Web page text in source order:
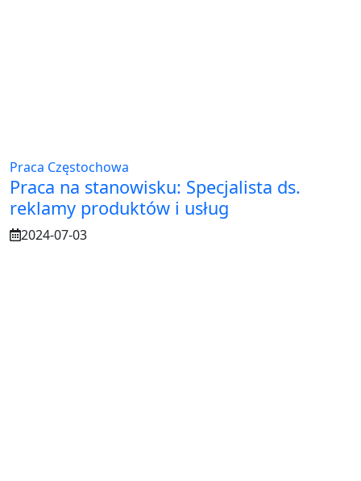
Praca Częstochowa
Praca na stanowisku: Specjalista ds.
reklamy produktów i usług
2024-07-03